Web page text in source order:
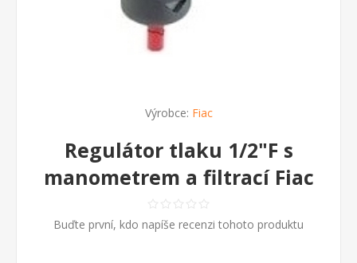
Výrobce: Fiac
Regulátor tlaku 1/2"F s
manometrem a filtrací Fiac
Buďte první, kdo napíše recenzi tohoto produktu